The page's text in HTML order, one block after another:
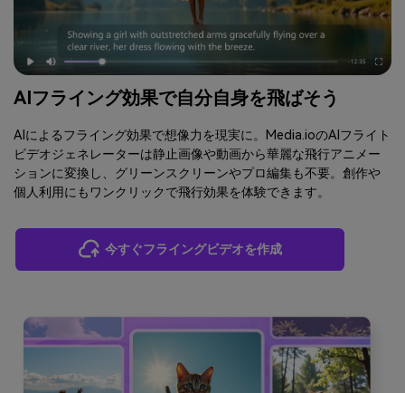
AIフライング効果で自分自身を飛ばそう
AIによるフライング効果で想像力を現実に。Media.ioのAIフライト
ビデオジェネレーターは静止画像や動画から華麗な飛行アニメー
ションに変換し、グリーンスクリーンやプロ編集も不要。創作や
個人利用にもワンクリックで飛行効果を体験できます。
今すぐフライングビデオを作成